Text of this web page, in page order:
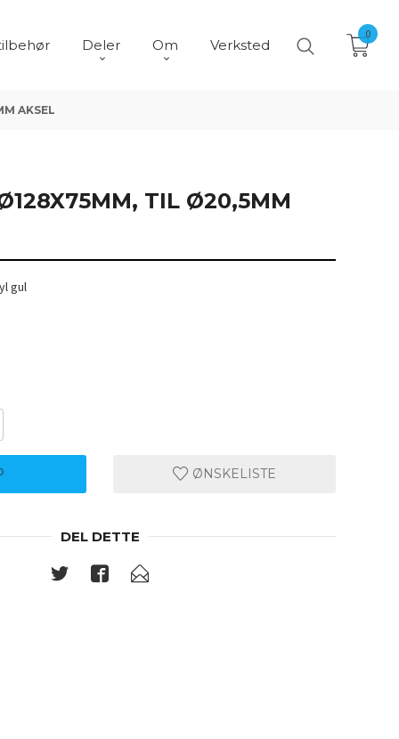
Deler Om Verksted
0
AKSEL
TIL Ø20,5MM
gul
ØNSKELISTE
DEL DETTE